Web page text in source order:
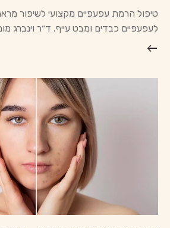
טיפול הרמת עפעפיים מקצועי לשיפור מראה
לעפעפיים כבדים ומבט עייף. ד״ר וינברג